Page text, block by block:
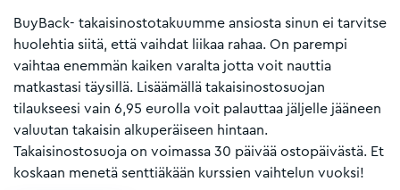
BuyBack- takaisinostotakuumme ansiosta sinun ei tarvitse
huolehtia siitä, että vaihdat liikaa rahaa. On parempi
vaihtaa enemmän kaiken varalta jotta voit nauttia
matkastasi täysillä. Lisäämällä takaisinostosuojan
tilaukseesi vain 6,95 eurolla voit palauttaa jäljelle jääneen
valuutan takaisin alkuperäiseen hintaan.
Takaisinostosuoja on voimassa 30 päivää ostopäivästä. Et
koskaan menetä senttiäkään kurssien vaihtelun vuoksi!